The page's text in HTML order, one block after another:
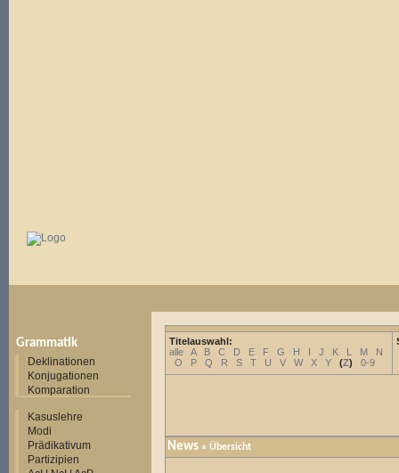
Grammatik
Deklinationen
Konjugationen
Komparation
Kasuslehre
Modi
Prädikativum
Partizipien
Titelauswahl:
alle
A B C D E F G H I J K L M
N
O
P Q R S T U V W X Y (Z) 0-9
News » Übersicht